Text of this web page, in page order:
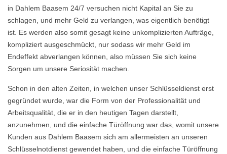
in Dahlem Baasem 24/7 versuchen nicht Kapital an Sie zu
schlagen, und mehr Geld zu verlangen, was eigentlich benötigt
ist. Es werden also somit gesagt keine unkomplizierten Aufträge,
kompliziert ausgeschmückt, nur sodass wir mehr Geld im
Endeffekt abverlangen können, also müssen Sie sich keine
Sorgen um unsere Seriosität machen.
Schon in den alten Zeiten, in welchen unser Schlüsseldienst erst
gegründet wurde, war die Form von der Professionalität und
Arbeitsqualität, die er in den heutigen Tagen darstellt,
anzunehmen, und die einfache Türöffnung war das, womit unsere
Kunden aus Dahlem Baasem sich am allermeisten an unseren
Schlüsselnotdienst gewendet haben, und die einfache Türöffnung